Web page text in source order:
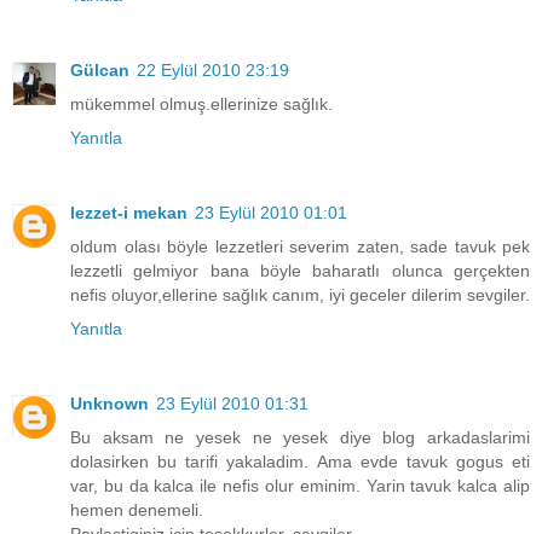
Gülcan 22 Eylül 2010 23:19
mükemmel olmuş.ellerinize sağlık.
Yanıtla
lezzet-i mekan 23 Eylül 2010 01:01
oldum olası böyle lezzetleri severim zaten, sade tavuk pek
lezzetli gelmiyor bana böyle baharatlı olunca gerçekten
nefis oluyor,ellerine sağlık canım, iyi geceler dilerim sevgiler.
Yanıtla
Unknown 23 Eylül 2010 01:31
Bu aksam ne yesek ne yesek diye blog arkadaslarimi
dolasirken bu tarifi yakaladim. Ama evde tavuk gogus eti
var, bu da kalca ile nefis olur eminim. Yarin tavuk kalca alip
hemen denemeli.